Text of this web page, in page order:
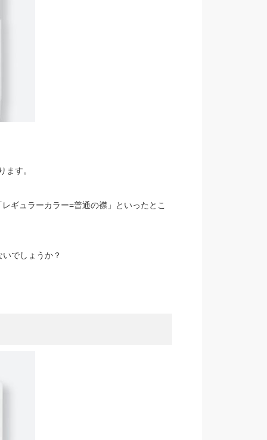
ます。
ギュラーカラー=普通の襟」といったとこ
でしょうか？